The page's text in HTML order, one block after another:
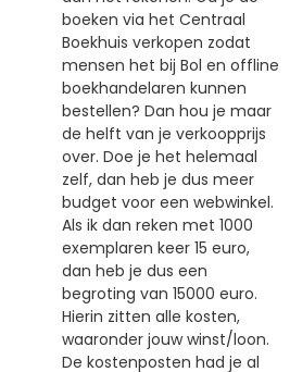
boeken via het Centraal
Boekhuis verkopen zodat
mensen het bij Bol en offline
boekhandelaren kunnen
bestellen? Dan hou je maar
de helft van je verkoopprijs
over. Doe je het helemaal
zelf, dan heb je dus meer
budget voor een webwinkel.
Als ik dan reken met 1000
exemplaren keer 15 euro,
dan heb je dus een
begroting van 15000 euro.
Hierin zitten alle kosten,
waaronder jouw winst/loon.
De kostenposten had je al